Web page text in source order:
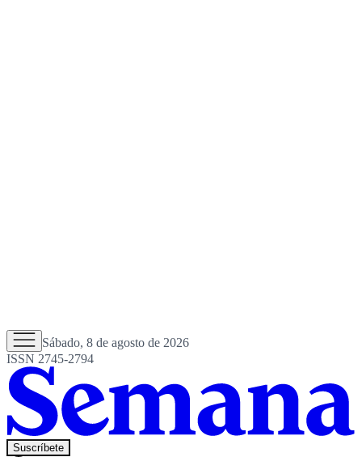
Sábado, 8 de agosto de 2026
ISSN 2745-2794
Suscríbete